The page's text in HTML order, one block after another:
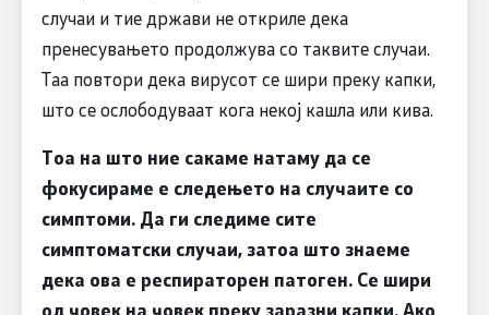
случаи и тие држави не откриле дека
пренесувањето продолжува со таквите случаи.
Таа повтори дека вирусот се шири преку капки,
што се ослободуваат кога некој кашла или кива.
Тоа на што ние сакаме натаму да се
фокусираме е следењето на случаите со
симптоми. Да ги следиме сите
симптоматски случаи, затоа што знаеме
дека ова е респираторен патоген. Се шири
од човек на човек преку заразни капки. Ако